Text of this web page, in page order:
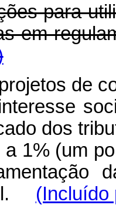
para
em
de
dos
1% (um
(Incluído